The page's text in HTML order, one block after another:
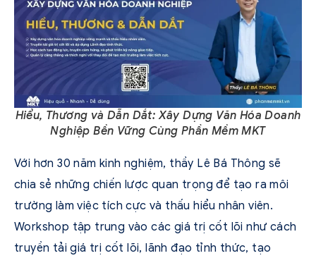
Hiểu, Thương và Dẫn Dắt: Xây Dựng Văn Hóa Doanh
Nghiệp Bền Vững Cùng Phần Mềm MKT
Với hơn 30 năm kinh nghiệm, thầy Lê Bá Thông sẽ
chia sẻ những chiến lược quan trọng để tạo ra môi
trường làm việc tích cực và thấu hiểu nhân viên.
Workshop tập trung vào các giá trị cốt lõi như cách
truyền tải giá trị cốt lõi, lãnh đạo tỉnh thức, tạo